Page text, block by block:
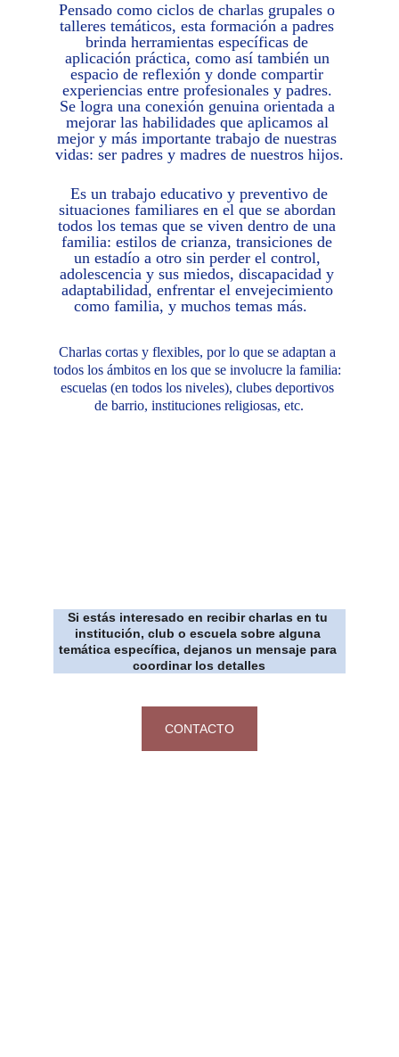
Pensado como ciclos de charlas grupales o
talleres temáticos, esta formación a padres
brinda herramientas específicas de
aplicación práctica, como así también un
espacio de reflexión y donde compartir
experiencias entre profesionales y padres.
Se logra una conexión genuina orientada a
mejorar las habilidades que aplicamos al
mejor y más importante trabajo de nuestras
vidas: ser padres y madres de nuestros hijos.
Es un trabajo educativo y preventivo de
situaciones familiares en el que se abordan
todos los temas que se viven dentro de una
familia: estilos de crianza, transiciones de
un estadío a otro sin perder el control,
adolescencia y sus miedos, discapacidad y
adaptabilidad, enfrentar el envejecimiento
como familia, y muchos temas más.
Charlas cortas y flexibles, por lo que se adaptan a
todos los ámbitos en los que se involucre la familia:
escuelas (en todos los niveles), clubes deportivos
de barrio, instituciones religiosas, etc.
Si estás interesado en recibir charlas en tu
institución, club o escuela sobre alguna
temática específica, dejanos un mensaje para
coordinar los detalles
CONTACTO